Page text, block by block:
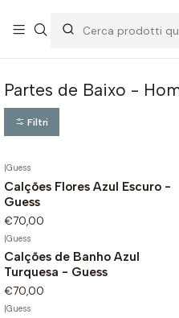
OFERTA DE PORTES DE ENVIO
80€ de artigos sem promoção
Partes de Baixo -
Filtri
|Guess
Calções Flores Azul Escuro -
Guess
€70,00
|Guess
Calções de Banho Azul
Turquesa - Guess
€70,00
|Guess